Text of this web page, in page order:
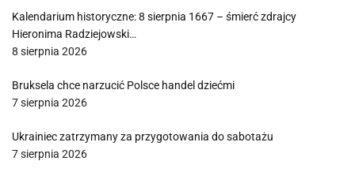
Kalendarium historyczne: 8 sierpnia 1667 – śmierć zdrajcy
Hieronima Radziejowski…
8 sierpnia 2026
Bruksela chce narzucić Polsce handel dziećmi
7 sierpnia 2026
Ukrainiec zatrzymany za przygotowania do sabotażu
7 sierpnia 2026